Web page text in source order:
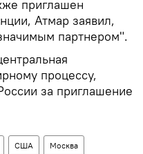
приглашен
Атмар заявил,
партнером".
процессу,
за приглашение
США Москва